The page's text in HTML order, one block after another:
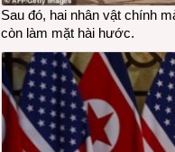
Sau đó, hai nhân vật chính
còn làm mặt hài hước.